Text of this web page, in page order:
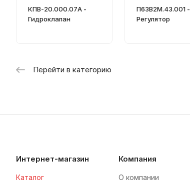
КПВ-20.000.07А -
Гидроклапан
П63В2М.43.001 -
Регулятор
Перейти в категорию
Интернет-магазин
Каталог
Компания
О компании